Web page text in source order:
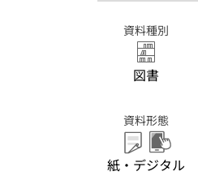
資料種別
図書
資料形態
紙・デジタル